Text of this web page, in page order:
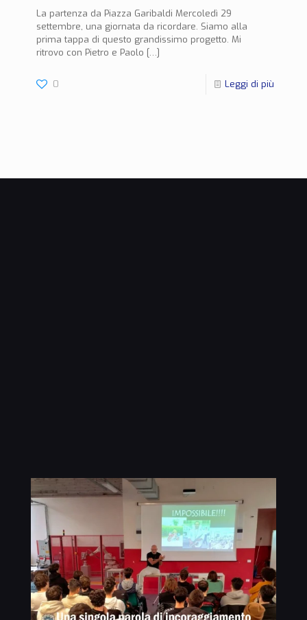
La partenza da Piazza Garibaldi Mercoledì 29
settembre, una giornata da ricordare. Siamo alla
prima tappa di questo grandissimo progetto. Mi
ritrovo con Pietro e Paolo […]
0 Leggi di più